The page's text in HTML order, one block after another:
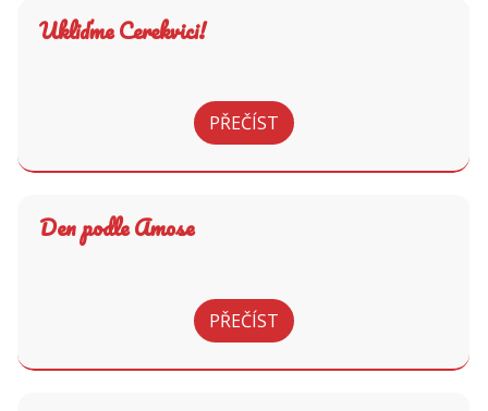
Ukliďme Cerekvici!
PŘEČÍST
Den podle Amose
PŘEČÍST